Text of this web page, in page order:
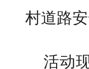
村道路安
活动